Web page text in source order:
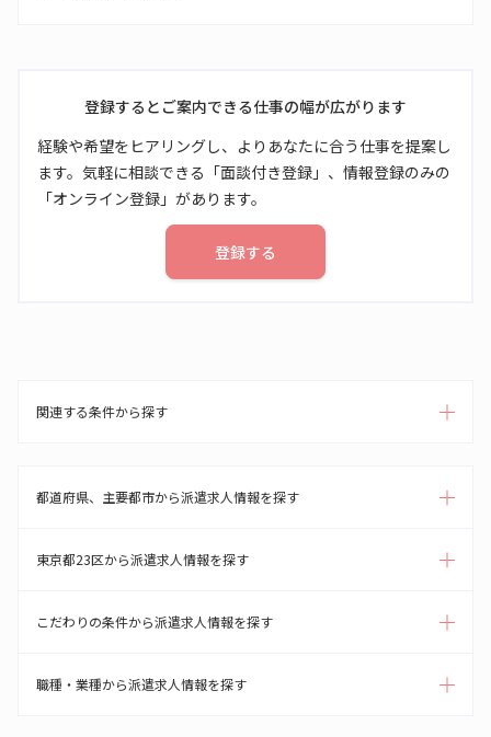
登録するとご案内できる仕事の幅が広がります
経験や希望をヒアリングし、よりあなたに合う仕事を提案し
ます。気軽に相談できる「面談付き登録」、情報登録のみの
「オンライン登録」があります。
登録する
関連する条件から探す
都道府県、主要都市から派遣求人情報を探す
東京都23区から派遣求人情報を探す
こだわりの条件から派遣求人情報を探す
職種・業種から派遣求人情報を探す